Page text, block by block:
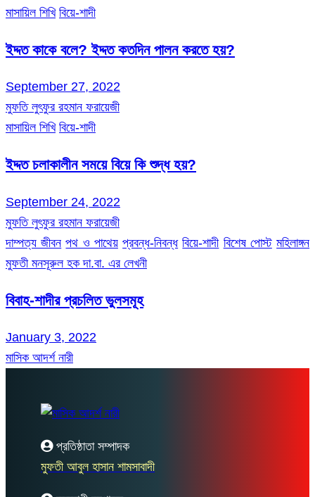
মাসায়িল শিখি বিয়ে-শাদী
ইদ্দত কাকে বলে? ইদ্দত কতদিন পালন করতে হয়?
September 27, 2022
মুফতি লুৎফুর রহমান ফরায়েজী
মাসায়িল শিখি বিয়ে-শাদী
ইদ্দত চলাকালীন সময়ে বিয়ে কি শুদ্ধ হয়?
September 24, 2022
মুফতি লুৎফুর রহমান ফরায়েজী
দাম্পত্য জীবন পথ ও পাথেয় প্রবন্ধ-নিবন্ধ বিয়ে-শাদী বিশেষ পোস্ট মহিলাঙ্গন
মুফতী মনসূরুল হক দা.বা. এর লেখনী
বিবাহ-শাদীর প্রচলিত ভুলসমূহ
January 3, 2022
মাসিক আদর্শ নারী
প্রতিষ্ঠাতা সম্পাদক
মুফতী আবুল হাসান শামসাবাদী